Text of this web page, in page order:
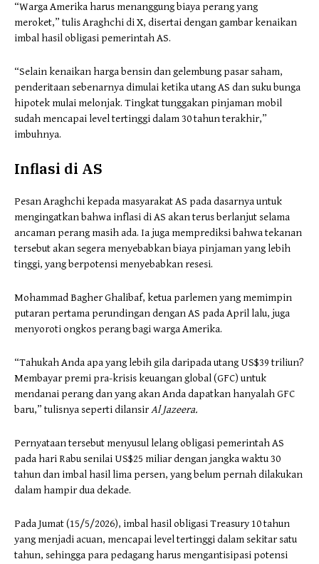
“Warga Amerika harus menanggung biaya perang yang
meroket,” tulis Araghchi di X, disertai dengan gambar kenaikan
imbal hasil obligasi pemerintah AS.
“Selain kenaikan harga bensin dan gelembung pasar saham,
penderitaan sebenarnya dimulai ketika utang AS dan suku bunga
hipotek mulai melonjak. Tingkat tunggakan pinjaman mobil
sudah mencapai level tertinggi dalam 30 tahun terakhir,”
imbuhnya.
Inflasi di AS
Pesan Araghchi kepada masyarakat AS pada dasarnya untuk
mengingatkan bahwa inflasi di AS akan terus berlanjut selama
ancaman perang masih ada. Ia juga memprediksi bahwa tekanan
tersebut akan segera menyebabkan biaya pinjaman yang lebih
tinggi, yang berpotensi menyebabkan resesi.
Mohammad Bagher Ghalibaf, ketua parlemen yang memimpin
putaran pertama perundingan dengan AS pada April lalu, juga
menyoroti ongkos perang bagi warga Amerika.
“Tahukah Anda apa yang lebih gila daripada utang US$39 triliun?
Membayar premi pra-krisis keuangan global (GFC) untuk
mendanai perang dan yang akan Anda dapatkan hanyalah GFC
baru,” tulisnya seperti dilansirAl Jazeera.
Pernyataan tersebut menyusul lelang obligasi pemerintah AS
pada hari Rabu senilai US$25 miliar dengan jangka waktu 30
tahun dan imbal hasil lima persen, yang belum pernah dilakukan
dalam hampir dua dekade.
Pada Jumat (15/5/2026), imbal hasil obligasi Treasury 10 tahun
yang menjadi acuan, mencapai level tertinggi dalam sekitar satu
tahun, sehingga para pedagang harus mengantisipasi potensi